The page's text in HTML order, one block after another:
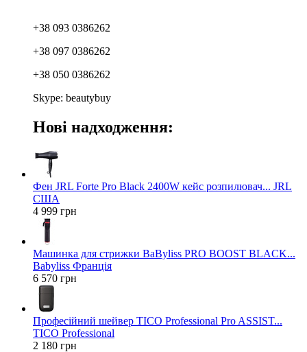
+38 093 0386262
+38 097 0386262
+38 050 0386262
Skype: beautybuy
Нові надходження:
Фен JRL Forte Pro Black 2400W кейс розпилювач... JRL
США
4 999 грн
Машинка для стрижки BaByliss PRO BOOST BLACK...
Babyliss Франція
6 570 грн
Професійний шейвер TICO Professional Pro ASSIST...
TICO Professional
2 180 грн